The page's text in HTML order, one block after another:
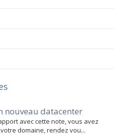
nouveau datacenter
avec cette note, vous avez
domaine, rendez vou...